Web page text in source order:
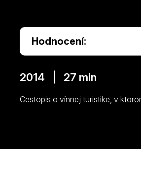
Hodnocení:
2014 | 27 min
Cestopis o vínnej turistike, v